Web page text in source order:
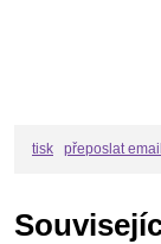
tisk přeposlat